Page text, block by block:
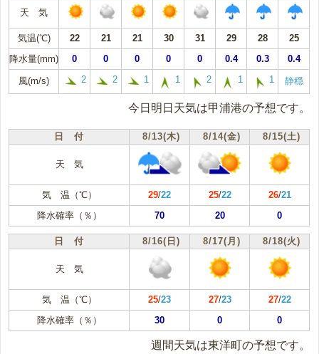
天 気
気温(℃) 22 21 21 30 31 29 28
25
降水量(mm)
0 0 0 0 0 0.4 0.3 0.4
風(m/s) 2 2 1 1 2 1 1 静穏
今日明日天気は甲浦港の予想です。
日 付 8/13(木) 8/14(金) 8/15(土)
天 気
気 温（℃） 29/22 25/22 26/21
降水確率（％）
70 20 0
日 付 8/16(日) 8/17(月) 8/18(火)
天 気
気 温（℃） 25/23 27/23 27/22
降水確率（％）
30 0 0
週間天気は東洋町の予想です。